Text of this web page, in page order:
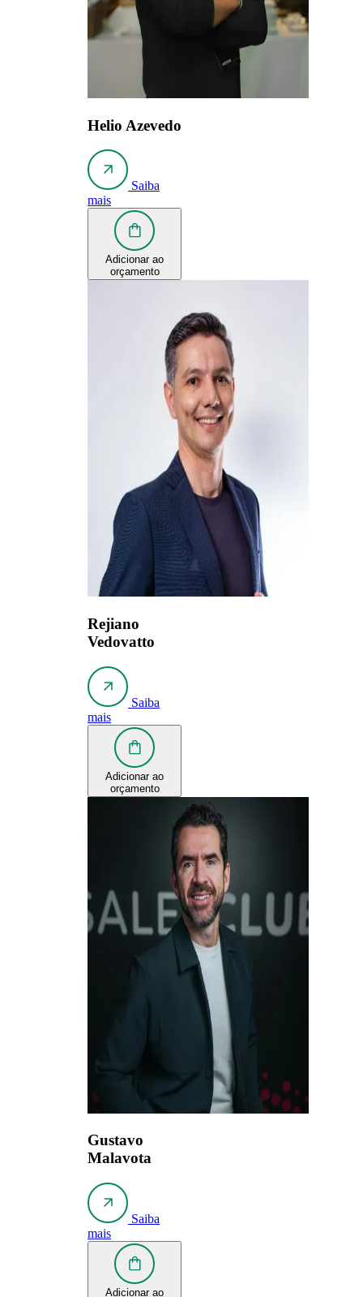
Helio Azevedo
Saiba
mais
Adicionar ao
orçamento
Rejiano
Vedovatto
Saiba
mais
Adicionar ao
orçamento
Gustavo
Malavota
Saiba
mais
Adicionar ao